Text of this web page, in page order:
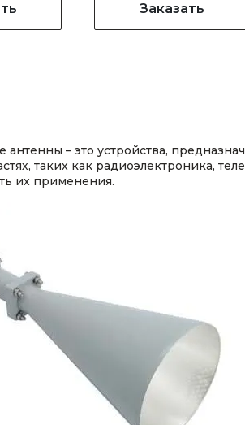
Заказать
антенны – это устройства,
таких как радиоэлектроника,
их применения.